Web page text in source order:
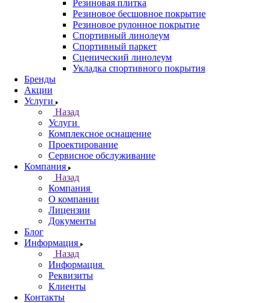
Резиновая плитка
Резиновое бесшовное покрытие
Резиновое рулонное покрытие
Спортивный линолеум
Спортивный паркет
Сценический линолеум
Укладка спортивного покрытия
Бренды
Акции
Услуги
Назад
Услуги
Комплексное оснащение
Проектирование
Сервисное обслуживание
Компания
Назад
Компания
О компании
Лицензии
Документы
Блог
Информация
Назад
Информация
Реквизиты
Клиенты
Контакты